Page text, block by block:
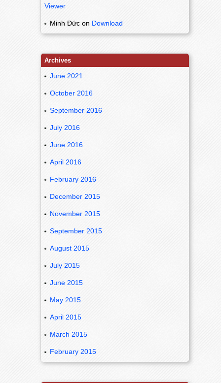
Viewer
Minh Đức on Download
Archives
June 2021
October 2016
September 2016
July 2016
June 2016
April 2016
February 2016
December 2015
November 2015
September 2015
August 2015
July 2015
June 2015
May 2015
April 2015
March 2015
February 2015